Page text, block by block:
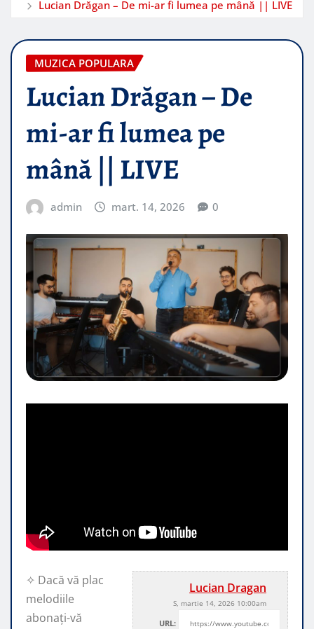
Lucian Drăgan – De mi-ar fi lumea pe mână || LIVE
MUZICA POPULARA
Lucian Drăgan – De
mi-ar fi lumea pe
mână || LIVE
admin mart. 14, 2026 0
Lucian Dragan
S, martie 14, 2026 10:00am
URL:
✧ Dacă vă plac
melodiile
abonați-vă